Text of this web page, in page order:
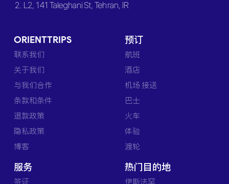
2. L2, 141 Taleghani St, Tehran, IR
ORIENTTRIPS
联系我们
关于我们
与我们合作
条款和条件
退款政策
隐私政策
博客
预订
航班
酒店
机场 接送
巴士
火车
体验
渡轮
服务 热门目的地